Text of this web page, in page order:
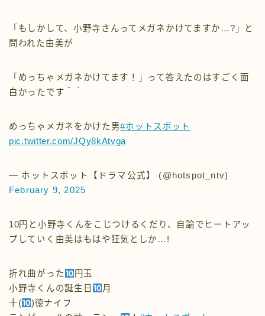
「もしかして、小野寺さんってメガネかけてますか…?」と
問われた由美が
「めっちゃメガネかけてます！」って答えたのはすごく面
白かったです＾＾
めっちゃメガネをかけた男#ホットスポット
pic.twitter.com/JQy8kAtvga
— ホットスポット【ドラマ公式】 (@hotspot_ntv)
February 9, 2025
10円と小野寺くんをこじつけるくだり、自論でヒートアッ
プしていく由美はもはや狂気としか…!
折れ曲がった
円玉
小野寺くんの誕生日
月
十(
)徳ナイフ